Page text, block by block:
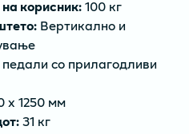
корисник:100 кг
Вертикално и
со прилагодливи
х 1250 мм
31 кг